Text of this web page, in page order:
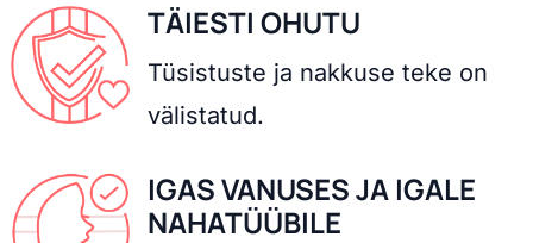
TÄIESTI OHUTU
Tüsistuste ja nakkuse teke on
välistatud.
IGAS VANUSES JA IGALE
NAHATÜÜBILE